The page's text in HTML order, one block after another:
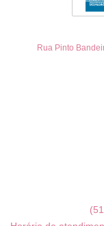
Rua Pinto